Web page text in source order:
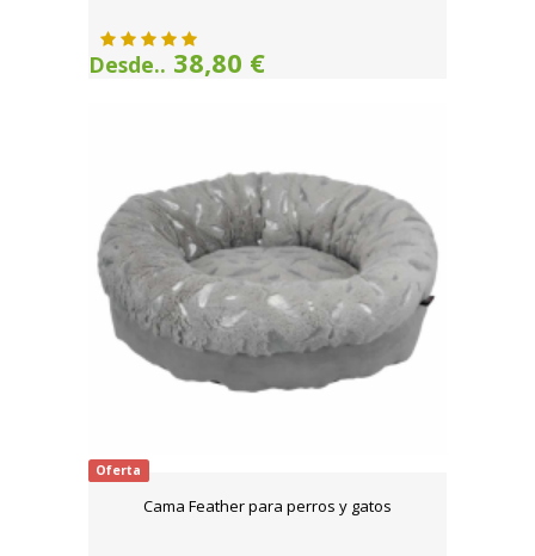
Desde.. 38,80 €
Oferta
Cama Feather para perros y gatos